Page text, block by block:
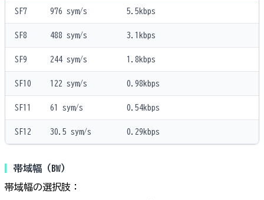
SF7 976 sym/s 5.5kbps
SF8 488 sym/s 3.1kbps
SF9 244 sym/s 1.8kbps
SF10 122 sym/s 0.98kbps
SF11 61 sym/s 0.54kbps
SF12 30.5 sym/s 0.29kbps
帯域幅（BW）
帯域幅の選択肢：